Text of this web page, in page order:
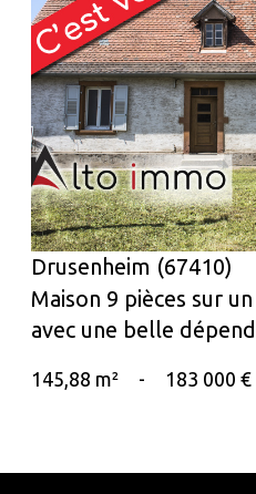
voir
Drusenheim (67410)
Maison 9 pièces sur
avec une belle
145,88 m² - 183 000 €